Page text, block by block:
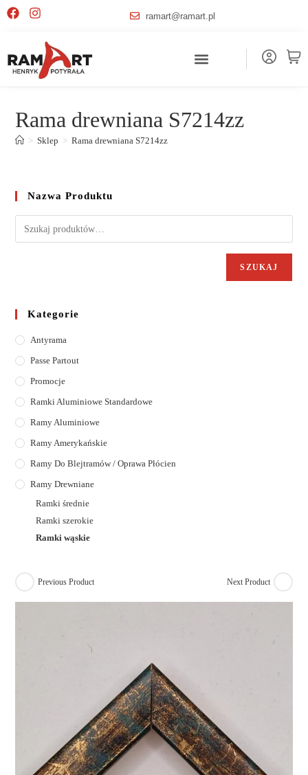
ramart@ramart.pl
Rama drewniana S7214zz
> Sklep > Rama drewniana S7214zz
Previous Product Next Product
Nazwa Produktu
SZUKAJ
Kategorie
Antyrama
Passe Partout
Promocje
Ramki Aluminiowe Standardowe
Ramy Aluminiowe
Ramy Amerykańskie
Ramy Do Blejtramów / Oprawa Płócien
Ramy Drewniane
Ramki średnie
Ramki szerokie
Ramki wąskie